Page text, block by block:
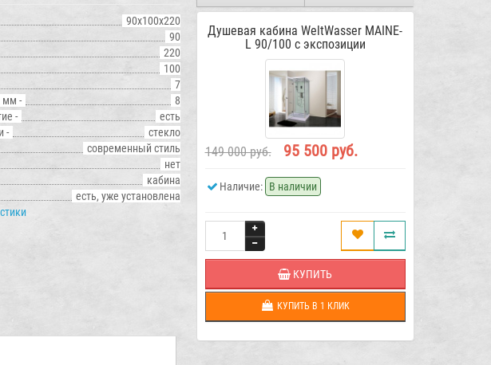
90х100х220
90
220
100
7
мм -
8
-
есть
-
стекло
современный стиль
нет
кабина
есть, уже установлена
Душевая кабина WeltWasser MAINE-
L 90/100 с экспозиции
149 000 руб. 95 500 руб.
Наличие: В наличии
КУПИТЬ
КУПИТЬ В 1 КЛИК